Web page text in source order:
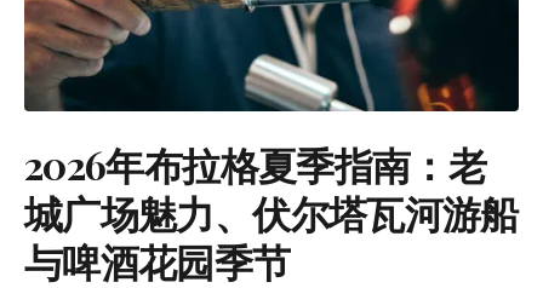
2026年布拉格夏季指南：老
城广场魅力、伏尔塔瓦河游船
与啤酒花园季节